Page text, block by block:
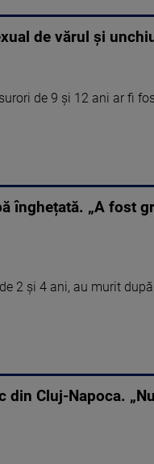
de vărul și
de 9 și 12 ani ar fi
înghețată. „A fost
2 și 4 ani, au murit
Cluj-Napoca.